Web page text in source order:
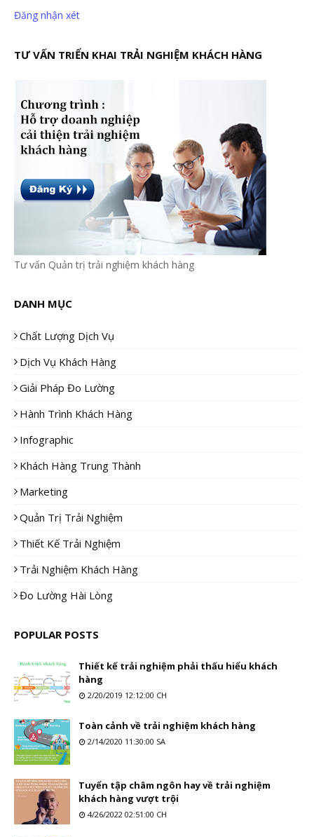
Đăng nhận xét
TƯ VẤN TRIỂN KHAI TRẢI NGHIỆM KHÁCH HÀNG
Tư vấn Quản trị trải nghiệm khách hàng
DANH MỤC
Chất Lượng Dịch Vụ
Dịch Vụ Khách Hàng
Giải Pháp Đo Lường
Hành Trình Khách Hàng
Infographic
Khách Hàng Trung Thành
Marketing
Quản Trị Trải Nghiệm
Thiết Kế Trải Nghiệm
Trải Nghiệm Khách Hàng
Đo Lường Hài Lòng
POPULAR POSTS
Thiết kế trải nghiệm phải thấu hiểu khách
hàng
2/20/2019 12:12:00 CH
Toàn cảnh về trải nghiệm khách hàng
2/14/2020 11:30:00 SA
Tuyển tập châm ngôn hay về trải nghiệm
khách hàng vượt trội
4/26/2022 02:51:00 CH